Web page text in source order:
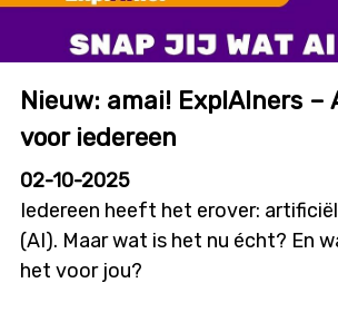
Nieuw: amai! ExplAIners –
voor iedereen
02-10-2025
Iedereen heeft het erover:
(AI). Maar wat is het nu écht? En
het voor jou?